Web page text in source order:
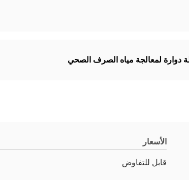
دوارة لمعالجة مياه الصرف الصحي
الأسعار
قابل للتفاوض